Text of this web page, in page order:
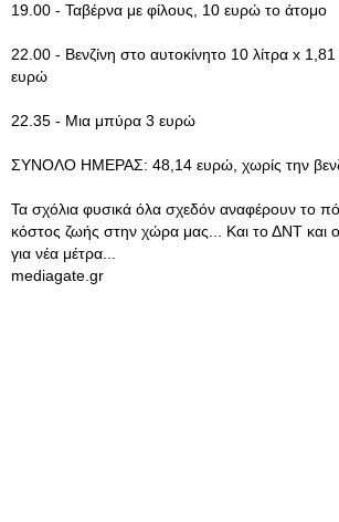
19.00 - Ταβέρνα με φίλους, 10 ευρώ το άτομο
22.00 - Βενζίνη στο αυτοκίνητο 10 λίτρα x
ευρώ
22.35 - Μια μπύρα 3 ευρώ
ΣΥΝΟΛΟ ΗΜΕΡΑΣ: 48,14 ευρώ, χωρίς την
Τα σχόλια φυσικά όλα σχεδόν αναφέρουν το
κόστος ζωής στην χώρα μας... Και το ΔΝΤ και
για νέα μέτρα...
mediagate.gr